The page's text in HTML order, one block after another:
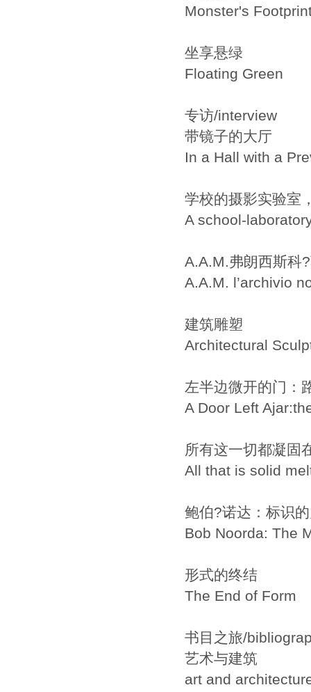
Monster's
坐享悬绿
Floating Green
专访/interview
带镜子的大厅
In a Hall with a
学校的摄影实验室
A school-
A.A.M.弗朗西斯科
A.A.M. l’archivio
建筑雕塑
Architectural
左半边微开的门：
A Door Left
所有这一切都凝固
All that is solid
鲍伯?诺达：标识
Bob Noorda: The
形式的终结
The End of Form
书目之旅/
艺术与建筑
art and